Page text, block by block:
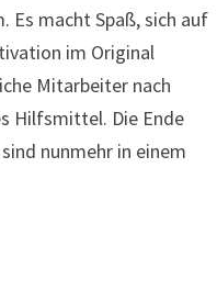
Es macht Spaß, sich auf
im Original
Mitarbeiter nach
Hilfsmittel. Die Ende
sind nunmehr in einem